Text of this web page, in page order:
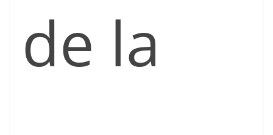
de la